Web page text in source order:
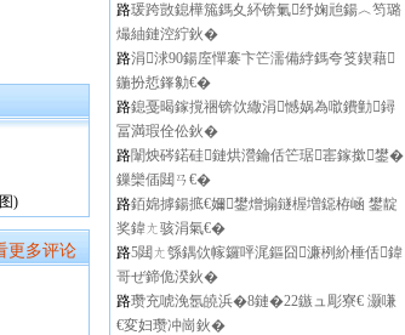
)
更多评论
路瑗跨敳鎴樺箷鎷夊紑锛氭纾婅兘鍚︿笉璐
熶紬鏈涳紵鈥�
路涓浗90鍚庢憚褰卞笀濡備綍鎷夸笅鍥藉
鍦扮悊鎽勨€�
路鎴戞暍鎵撹祵锛佽繖涓憾娲為噷鐨勭鐞
冨満瑕佺伀鈥�
路闈炴硶鍩硅鏈烘瀯鑰佸笀琚寚鎵撳鐢�
鏁欒偛閮ㄢ€�
路銆婂摢鍚掋€嬭鐢熷搧鐩楃増鐚栫崡 鐢靛
奖鍏ㄤ骇涓氣€�
路5閮ㄤ綔鍝佽幏鑼呯浘鏂囧濂栵紒棰佸鍏
哥ぜ鍗佹湀鈥�
路瓒充唬浼氬皢浜�8鏈�22鏃ュ彫寮€ 灏嗛
€変妇瓒冲崗鈥�